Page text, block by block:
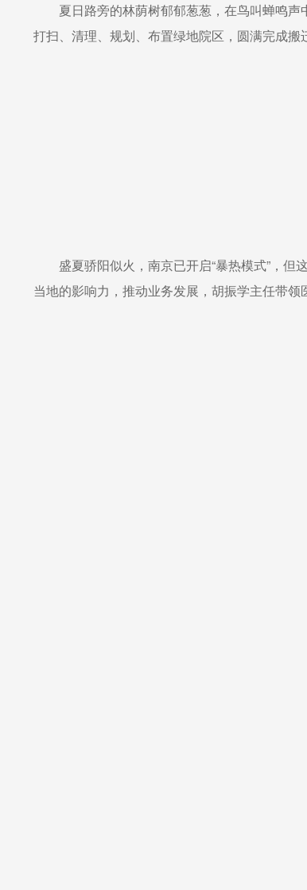
夏日路旁的林荫树郁郁葱葱，在鸟叫蝉鸣
打扫、清理、规划、布置绿地院区，圆满完成搬
盛夏骄阳似火，南京已开启“暴热模式”，
当地的影响力，推动业务发展，胡振学主任带领